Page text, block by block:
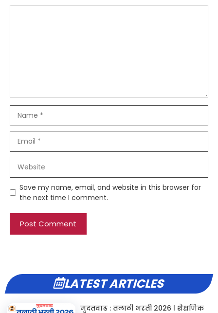
Save my name, email, and website in this browser for
the next time I comment.
LATEST ARTICLES
मुदतवाढ : तलाठी भरती 2026 l शैक्षणिक